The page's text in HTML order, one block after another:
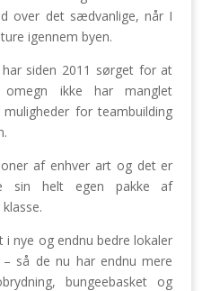
over det sædvanlige, når I
igennem byen.
siden 2011 sørget for at
ikke har manglet
for teambuilding
af enhver art og det er
sin helt egen pakke af
nye og endnu bedre lokaler
så de nu har endnu mere
bungeebasket og